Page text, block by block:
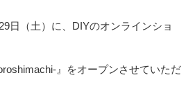
日（土）に、DIYのオンラインショ
』をオープンさせていただ